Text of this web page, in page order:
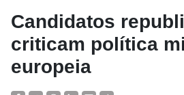
Candidatos
criticam política
europeia